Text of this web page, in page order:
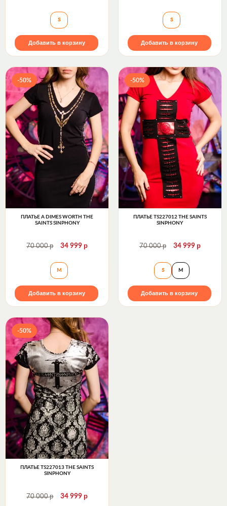
Платье SANTA CRUZ The Saints Sinphony
S
Добавить в корзину
Платье
S
Добавить в корзину
-50%
ПЛАТЬЕ A DIMES WORTH THE
SAINTS SINPHONY
70 000р 34 999р
Платье A DIMES WORTH The Saints Sinphony
M
Добавить в корзину
-50%
ПЛАТЬЕ TS227012 THE SAINTS
SINPHONY
70 000р 34 999 р
Платье
S M
Добавить в корзину
-50%
ПЛАТЬЕ TS227013 THE SAINTS
SINPHONY
70 000р 34 999р